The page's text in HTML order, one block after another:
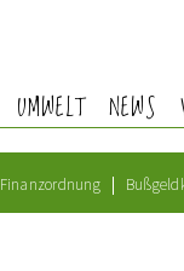
UMWELT NEWS
Finanzordnung